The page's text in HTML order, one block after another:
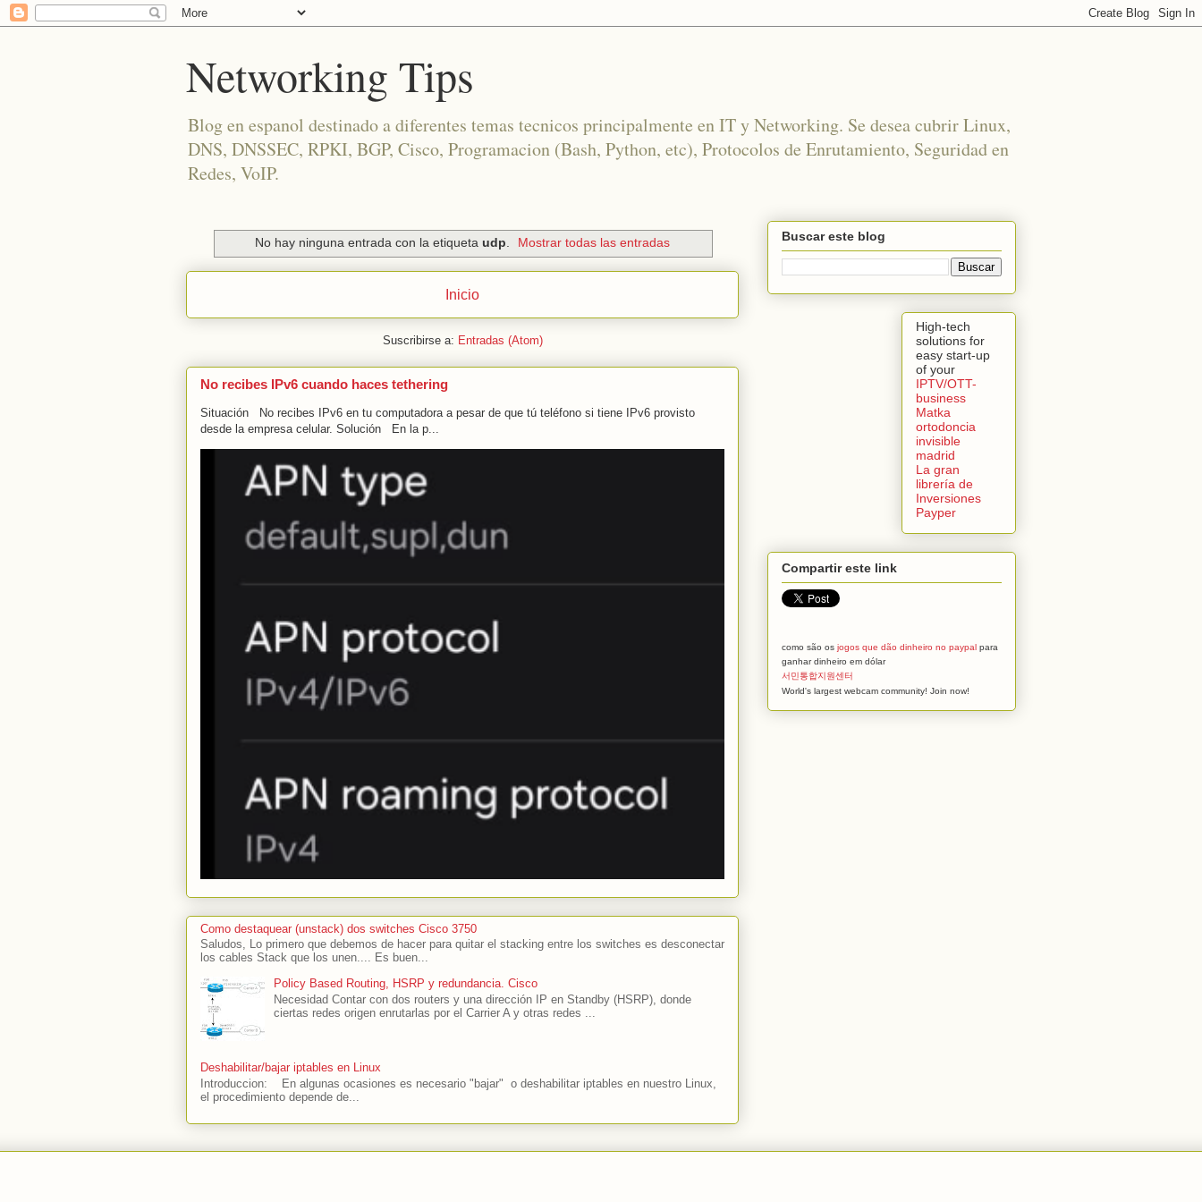
Networking Tips
Blog en espanol destinado a diferentes temas tecnicos principalmente en IT y Networking. Se desea cubrir Linux,
DNS, DNSSEC, RPKI, BGP, Cisco, Programacion (Bash, Python, etc), Protocolos de Enrutamiento, Seguridad en
Redes, VoIP.
No hay ninguna entrada con la etiqueta udp. Mostrar todas las entradas
Inicio
Suscribirse a: Entradas (Atom)
No recibes IPv6 cuando haces tethering
Situación No recibes IPv6 en tu computadora a pesar de que tú teléfono si tiene IPv6 provisto
desde la empresa celular. Solución En la p...
Como destaquear (unstack) dos switches Cisco 3750
Saludos, Lo primero que debemos de hacer para quitar el stacking entre los switches es desconectar
los cables Stack que los unen.... Es buen...
Policy Based Routing, HSRP y redundancia. Cisco
Necesidad Contar con dos routers y una dirección IP en Standby (HSRP), donde
ciertas redes origen enrutarlas por el Carrier A y otras redes ...
Deshabilitar/bajar iptables en Linux
Introduccion: En algunas ocasiones es necesario "bajar" o deshabilitar iptables en nuestro Linux,
el procedimiento depende de...
Buscar este blog
High-tech
solutions for
easy start-up
of your
IPTV/OTT-
business
Matka
ortodoncia
invisible
madrid
La gran
librería de
Inversiones
Payper
Compartir este link
como são os jogos que dão dinheiro no paypal para
ganhar dinheiro em dólar
서민통합지원센터
World's largest webcam community! Join now!